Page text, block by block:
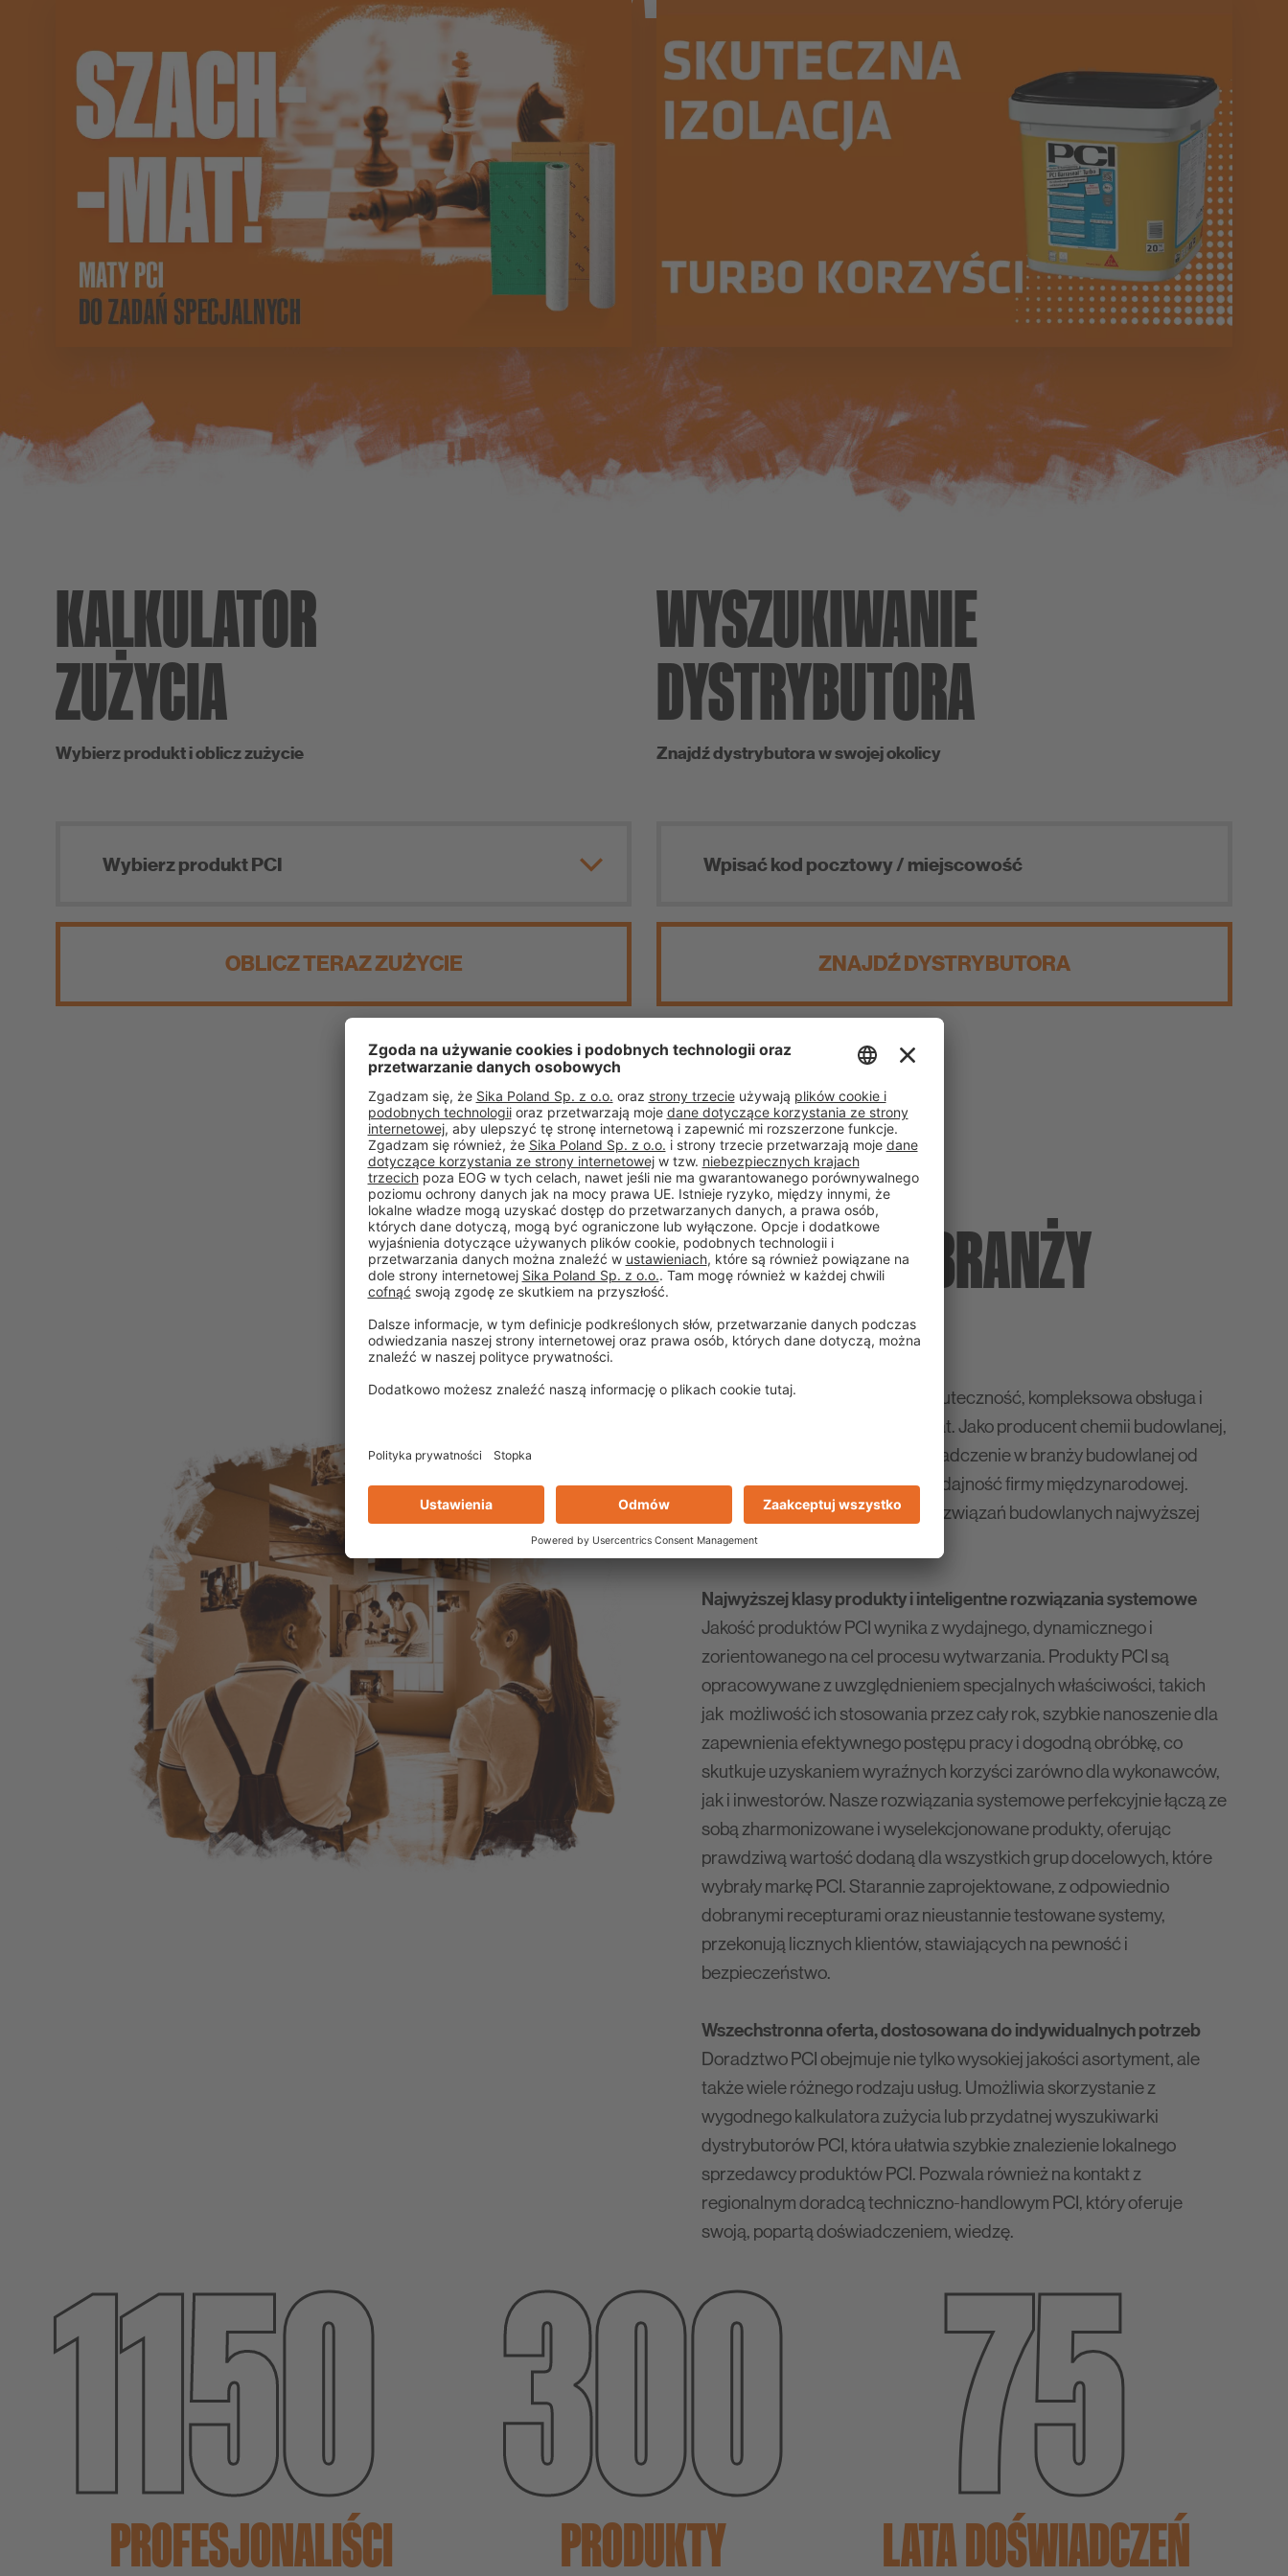
KALKULATOR
ZUŻYCIA
Wybierz produkt i oblicz zużycie
Wybierz produkt PCI
OBLICZ TERAZ ZUŻYCIE
WYSZUKIWANIE
DYSTRYBUTORA
Znajdź dystrybutora w swojej okolicy
ZNAJDŹ DYSTRYBUTORA
PCI POLSKA – DLA
PROFESJONALNEJ BRANŻY
BUDOWLANEJ
Marka PCI to innowacyjność, skuteczność, kompleksowa obsługa i
doskonała jakość od ponad 75 lat. Jako producent chemii budowlanej,
nasza spółka ma nie tylko doświadczenie w branży budowlanej od
dziesięcioleci, ale także siłę i wydajność firmy międzynarodowej.
Naszym celem jest tworzenie rozwiązań budowlanych najwyższej
jakości!
Najwyższej klasy produkty i inteligentne rozwiązania systemowe
Jakość produktów PCI wynika z wydajnego, dynamicznego i
zorientowanego na cel procesu wytwarzania. Produkty PCI są
opracowywane z uwzględnieniem specjalnych właściwości, takich
jak możliwość ich stosowania przez cały rok, szybkie nanoszenie dla
zapewnienia efektywnego postępu pracy i dogodną obróbkę, co
skutkuje uzyskaniem wyraźnych korzyści zarówno dla wykonawców,
jak i inwestorów. Nasze rozwiązania systemowe perfekcyjnie łączą ze
sobą zharmonizowane i wyselekcjonowane produkty, oferując
prawdziwą wartość dodaną dla wszystkich grup docelowych, które
wybrały markę PCI. Starannie zaprojektowane, z odpowiednio
dobranymi recepturami oraz nieustannie testowane systemy,
przekonują licznych klientów, stawiających na pewność i
bezpieczeństwo.
Wszechstronna oferta, dostosowana do indywidualnych potrzeb
Doradztwo PCI obejmuje nie tylko wysokiej jakości asortyment, ale
także wiele różnego rodzaju usług. Umożliwia skorzystanie z
wygodnego kalkulatora zużycia lub przydatnej wyszukiwarki
dystrybutorów PCI, która ułatwia szybkie znalezienie lokalnego
sprzedawcy produktów PCI. Pozwala również na kontakt z
regionalnym doradcą techniczno-handlowym PCI, który oferuje
swoją, popartą doświadczeniem, wiedzę.
1150
PROFESJONALIŚCI 300
PRODUKTY 75
LATA DOŚWIADCZEŃ